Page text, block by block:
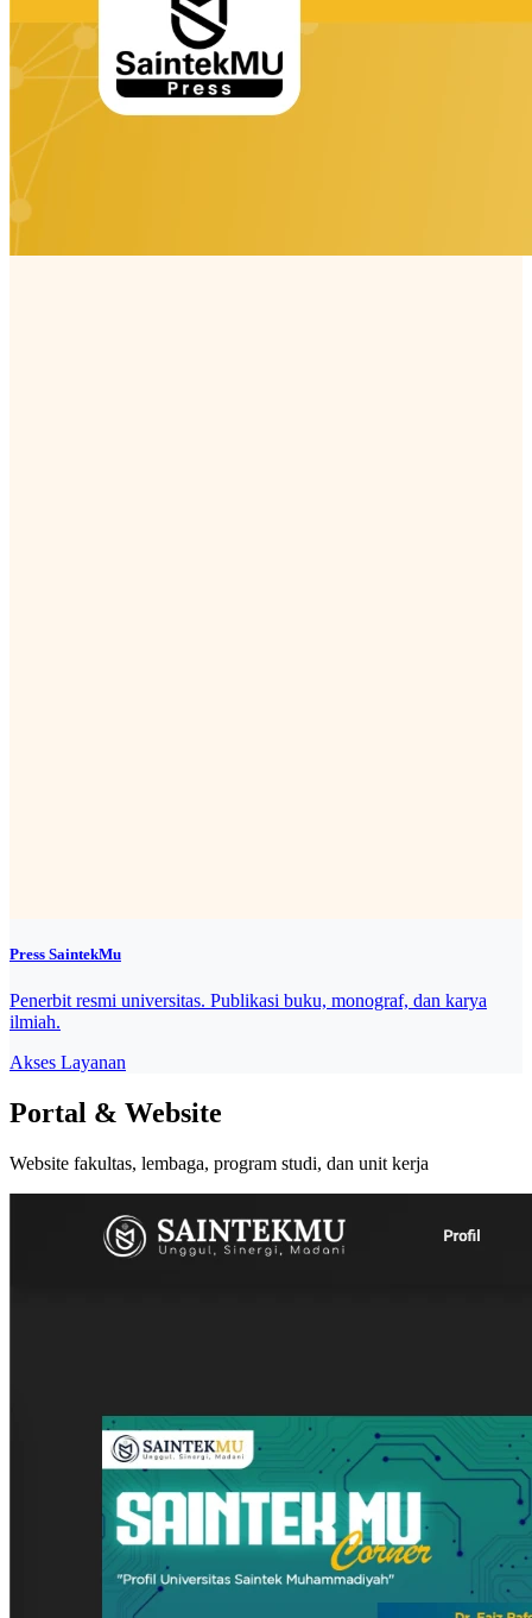
Press SaintekMu
Penerbit resmi universitas. Publikasi buku, monograf, dan karya
ilmiah.
Akses Layanan
Portal & Website
Website fakultas, lembaga, program studi, dan unit kerja